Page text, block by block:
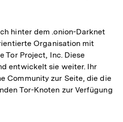
hinter dem .onion-Darknet
Organisation mit
Tor Project, Inc. Diese
entwickelt sie weiter. Ihr
Community zur Seite, die die
Tor-Knoten zur Verfügung